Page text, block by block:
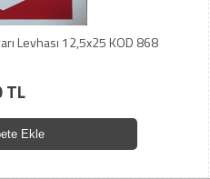
Levhası 12,5x25 KOD 868
TL
Ekle